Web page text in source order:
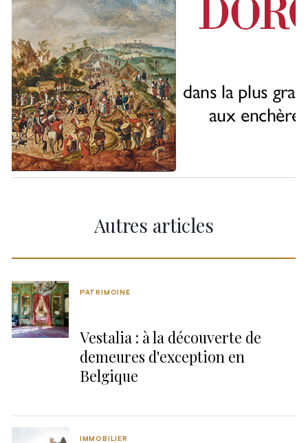
Autres articles
Vestalia : à la découverte de
demeures d'exception en
Belgique
PATRIMOINE
IMMOBILIER